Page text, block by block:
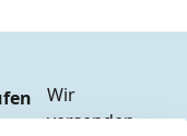
Wir
versenden